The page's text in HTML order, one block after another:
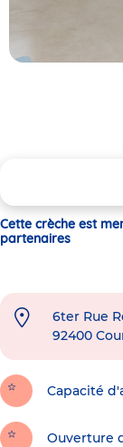
Cette crèche est
partenaires
6ter Rue
92400
Capacité
Ouverture